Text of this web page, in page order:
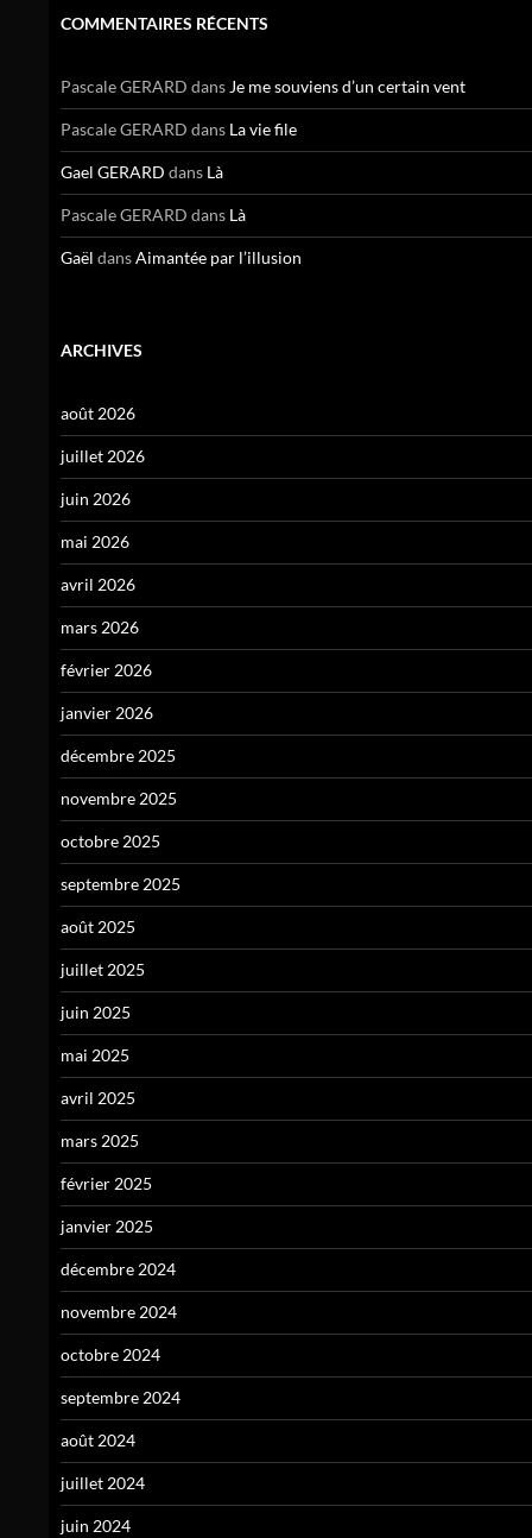
COMMENTAIRES RÉCENTS
Pascale GERARD dansJe me souviens d’un certain vent
Pascale GERARD dans La vie file
Gael GERARD dans Là
Pascale GERARD dans Là
Gaël dansAimantée par l’illusion
ARCHIVES
août 2026
juillet 2026
juin 2026
mai 2026
avril 2026
mars 2026
février 2026
janvier 2026
décembre 2025
novembre 2025
octobre 2025
septembre 2025
août 2025
juillet 2025
juin 2025
mai 2025
avril 2025
mars 2025
février 2025
janvier 2025
décembre 2024
novembre 2024
octobre 2024
septembre 2024
août 2024
juillet 2024
juin 2024